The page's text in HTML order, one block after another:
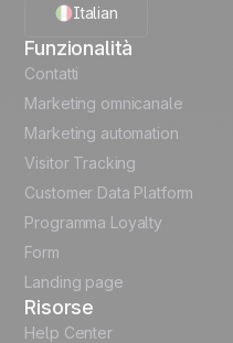
Italian
English
French
Polish
German
Español
Funzionalità
Contatti
Marketing omnicanale
Marketing automation
Visitor Tracking
Customer Data Platform
Programma Loyalty
Form
Landing page
Risorse
Help Center